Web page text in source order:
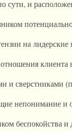
сути, и
на
клиента
и сверстниками
непонимание и
беспокойства и